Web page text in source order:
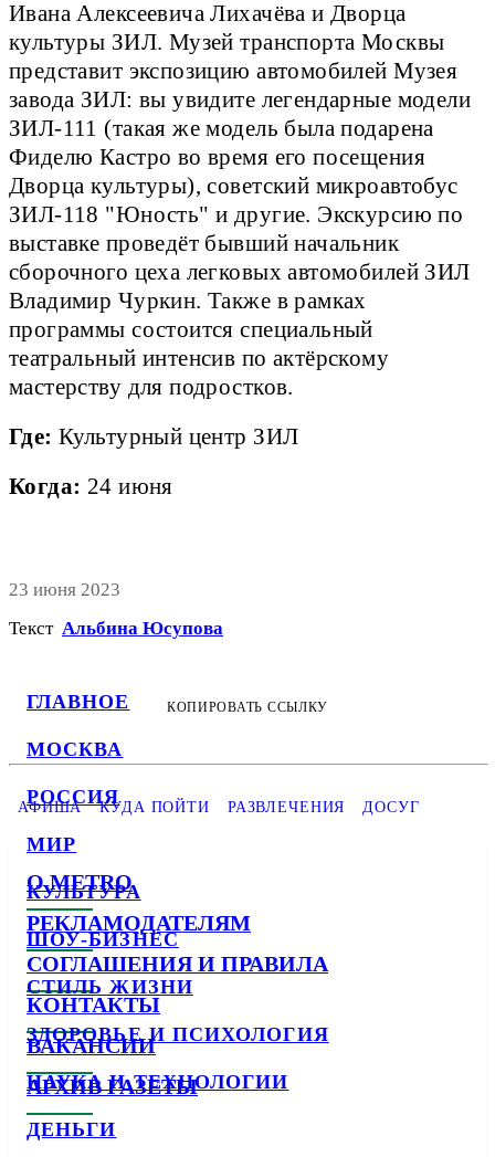
ГЛАВНОЕ
МОСКВА
РОССИЯ
МИР
КУЛЬТУРА
ШОУ-БИЗНЕС
СТИЛЬ ЖИЗНИ
ЗДОРОВЬЕ И ПСИХОЛОГИЯ
НАУКА И ТЕХНОЛОГИИ
ДЕНЬГИ
Ивана Алексеевича Лихачёва и Дворца
культуры ЗИЛ. Музей транспорта Москвы
представит экспозицию автомобилей Музея
завода ЗИЛ: вы увидите легендарные модели
ЗИЛ-111 (такая же модель была подарена
Фиделю Кастро во время его посещения
Дворца культуры), советский микроавтобус
ЗИЛ-118 "Юность" и другие. Экскурсию по
выставке проведёт бывший начальник
сборочного цеха легковых автомобилей ЗИЛ
Владимир Чуркин. Также в рамках
программы состоится специальный
театральный интенсив по актёрскому
мастерству для подростков.
Где: Культурный центр ЗИЛ
Когда: 24 июня
23 июня 2023
Текст Альбина Юсупова
КОПИРОВАТЬ ССЫЛКУ
АФИША КУДА ПОЙТИ РАЗВЛЕЧЕНИЯ ДОСУГ
О METRO
РЕКЛАМОДАТЕЛЯМ
СОГЛАШЕНИЯ И ПРАВИЛА
КОНТАКТЫ
ВАКАНСИИ
АРХИВ ГАЗЕТЫ